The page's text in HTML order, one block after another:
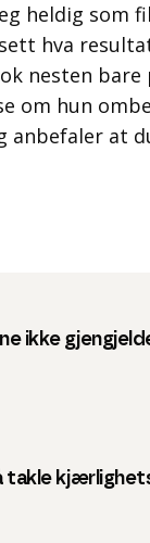
heldig som
hva
nesten
om hun
anbefaler at
ikke
takle